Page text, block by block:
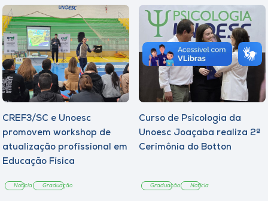
CREF3/SC e Unoesc
promovem workshop de
atualização profissional em
Educação Física
Notícia Graduação
Curso de Psicologia da
Unoesc Joaçaba realiza 2ª
Cerimônia do Botton
Graduação Notícia